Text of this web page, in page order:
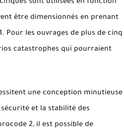
sont utilisées en fonction
être dimensionnés en prenant
Pour les ouvrages de plus de cinq
catastrophes qui pourraient
une conception minutieuse
et la stabilité des
2, il est possible de